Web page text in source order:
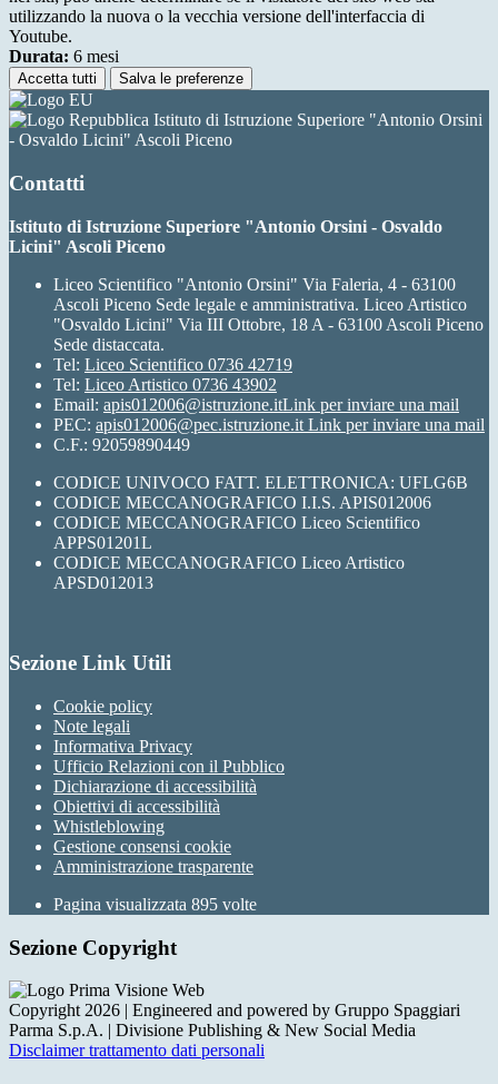
utilizzando la nuova o la vecchia versione dell'interfaccia di
Youtube.
Durata: 6 mesi
Accetta tutti Salva le preferenze
Istituto di Istruzione Superiore "Antonio Orsini
- Osvaldo Licini" Ascoli Piceno
Contatti
Istituto di Istruzione Superiore "Antonio Orsini - Osvaldo
Licini" Ascoli Piceno
Liceo Scientifico "Antonio Orsini" Via Faleria, 4 - 63100
Ascoli Piceno Sede legale e amministrativa. Liceo Artistico
"Osvaldo Licini" Via III Ottobre, 18 A - 63100 Ascoli Piceno
Sede distaccata.
Tel: Liceo Scientifico 0736 42719
Tel: Liceo Artistico 0736 43902
Email: apis012006@istruzione.itLink per inviare una mail
PEC: apis012006@pec.istruzione.it Link per inviare una mail
C.F.: 92059890449
CODICE UNIVOCO FATT. ELETTRONICA: UFLG6B
CODICE MECCANOGRAFICO I.I.S. APIS012006
CODICE MECCANOGRAFICO Liceo Scientifico
APPS01201L
CODICE MECCANOGRAFICO Liceo Artistico
APSD012013
Sezione Link Utili
Cookie policy
Note legali
Informativa Privacy
Ufficio Relazioni con il Pubblico
Dichiarazione di accessibilità
Obiettivi di accessibilità
Whistleblowing
Gestione consensi cookie
Amministrazione trasparente
Pagina visualizzata 895 volte
Sezione Copyright
Copyright 2026 | Engineered and powered by Gruppo Spaggiari
Parma S.p.A. | Divisione Publishing & New Social Media
Disclaimer trattamento dati personali